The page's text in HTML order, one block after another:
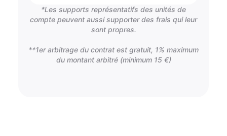
*Les supports représentatifs des unités de
compte peuvent aussi supporter des frais qui leur
sont propres.
**1er arbitrage du contrat est gratuit, 1% maximum
du montant arbitré (minimum 15 €)